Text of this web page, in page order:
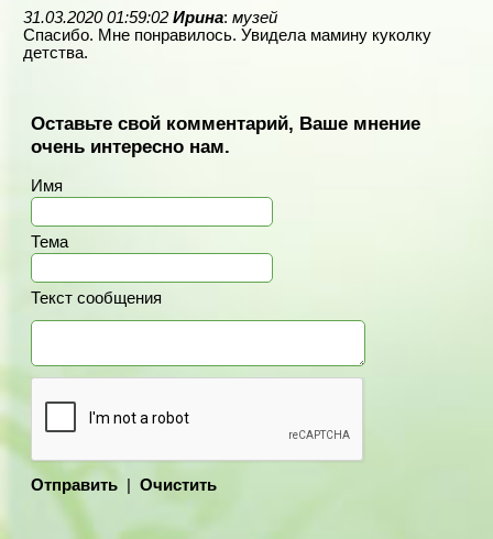
31.03.2020 01:59:02 Ирина: музей
Спасибо. Мне понравилось. Увидела мамину куколку
детства.
Оставьте свой комментарий, Ваше мнение
очень интересно нам.
Имя
Тема
Текст сообщения
Отправить | Очистить